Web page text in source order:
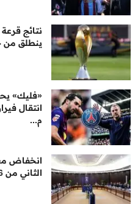
نتائج
ينطلق من
«فليك»
انتقال
م...
الثاني من 2026 مقارنة بـ 6% في الربع الأول